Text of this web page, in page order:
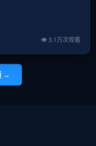
👁 3.1万次观看
→